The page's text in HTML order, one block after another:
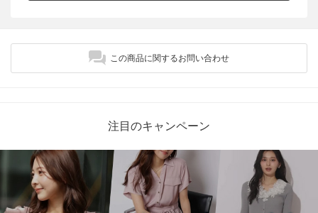
この商品に関するお問い合わせ
注目のキャンペーン